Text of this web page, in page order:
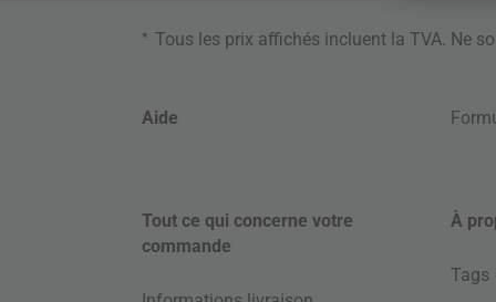
* Tous les prix affichés incluent la TVA. Ne
Aide
Tout ce qui concerne votre
commande
À
Tags